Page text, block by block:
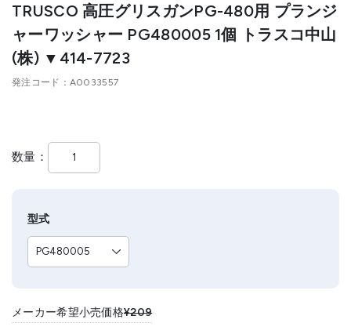
TRUSCO 高圧グリスガンPG-480用 プランジ
ャーワッシャー PG480005 1個 トラスコ中山
(株) ▼414-7723
発注コード A0033557
数量
型式
メーカー希望小売価格¥209